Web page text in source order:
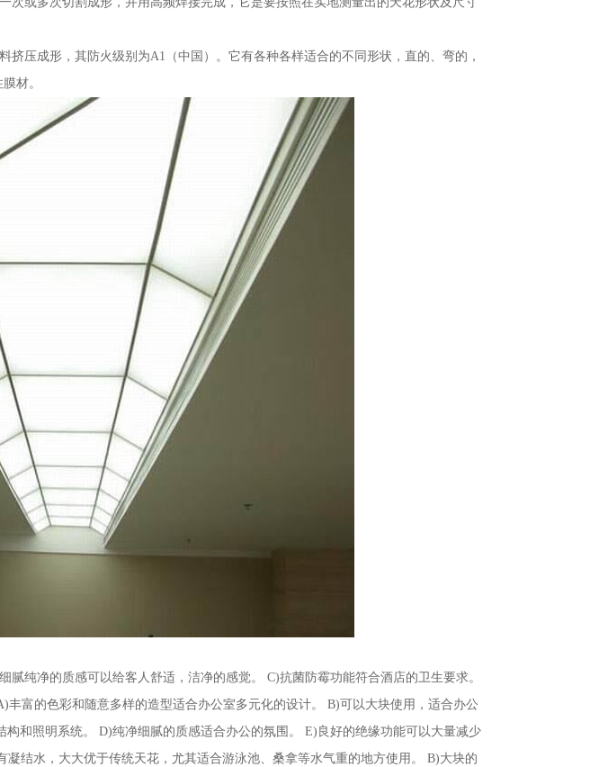
压成形，其防火级别为A1（中国）。它有各种各样适合的不同形状，直的、弯的，
材。
纯净的质感可以给客人舒适，洁净的感觉。 C)抗菌防霉功能符合酒店的卫生要求。
富的色彩和随意多样的造型适合办公室多元化的设计。 B)可以大块使用，适合办公
和照明系统。 D)纯净细腻的质感适合办公的氛围。 E)良好的绝缘功能可以大量减少
结水，大大优于传统天花，尤其适合游泳池、桑拿等水气重的地方使用。 B)大块的